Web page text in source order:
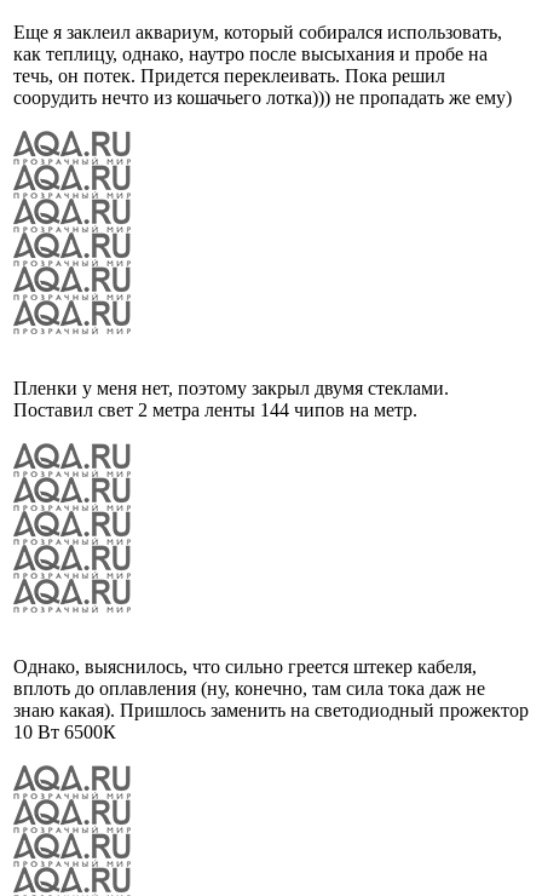
Еще я заклеил аквариум, который собирался использовать,
как теплицу, однако, наутро после высыхания и пробе на
течь, он потек. Придется переклеивать. Пока решил
соорудить нечто из кошачьего лотка))) не пропадать же ему)
Пленки у меня нет, поэтому закрыл двумя стеклами.
Поставил свет 2 метра ленты 144 чипов на метр.
Однако, выяснилось, что сильно греется штекер кабеля,
вплоть до оплавления (ну, конечно, там сила тока даж не
знаю какая). Пришлось заменить на светодиодный прожектор
10 Вт 6500К